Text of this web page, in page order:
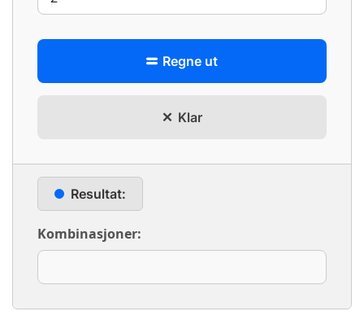
Regne ut
Klar
Resultat:
Kombinasjoner: